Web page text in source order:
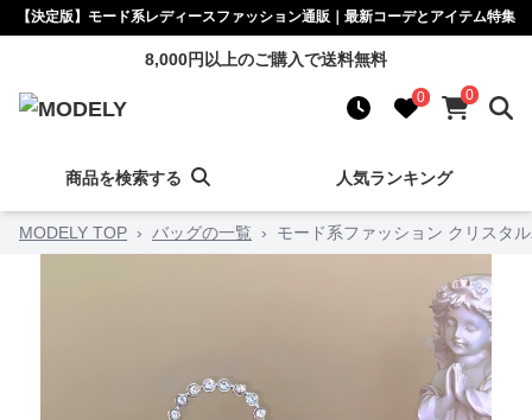
【決定版】モード系レディースファッション通販｜最新コーデとアイテム特集
8,000円以上のご購入で送料無料
0 0
商品を検索する 人気ランキング
MODELY TOP › バッグの一覧 › モード系ファッション クリスタ